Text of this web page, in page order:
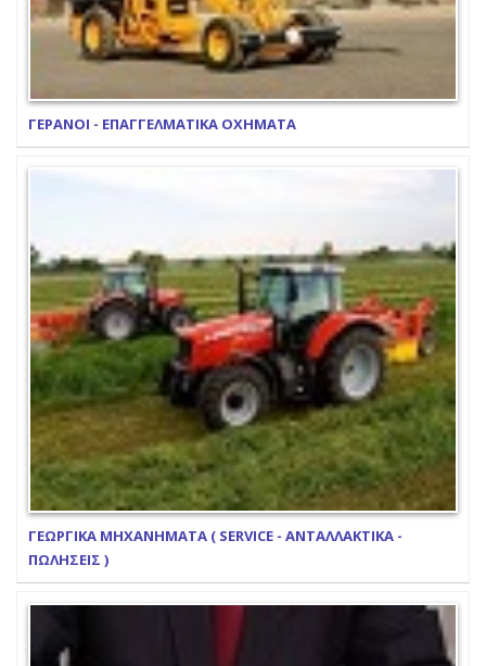
ΓΕΡΑΝΟΙ - ΕΠΑΓΓΕΛΜΑΤΙΚΑ ΟΧΗΜΑΤΑ
ΓΕΩΡΓΙΚΑ ΜΗΧΑΝΗΜΑΤΑ ( SERVICE - ΑΝΤΑΛΛΑΚΤΙΚΑ -
ΠΩΛΗΣΕΙΣ )